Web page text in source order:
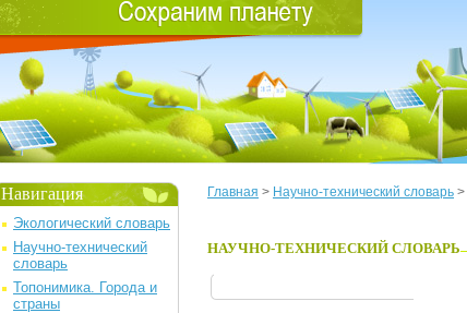
Главная > Научно-технический словарь >
НАУЧНО-ТЕХНИЧЕСКИЙ СЛОВАРЬ
Навигация
Экологический словарь
Научно-технический
словарь
Топонимика. Города и
страны